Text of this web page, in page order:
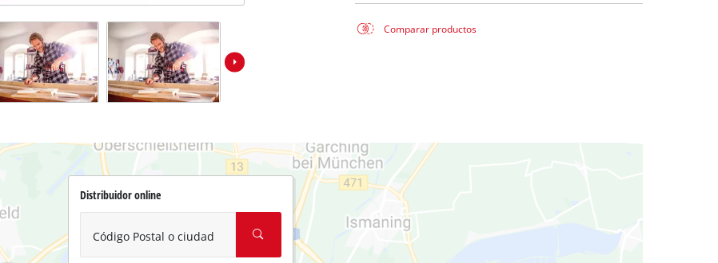
Sierras Ingletadoras
Sierras de Mesa
Sierras de cinta
Compresores
Aspirador de materiales húmedos y secos
Aspiradoras para cenizas
Más herramientas de limpieza
Comparar productos
Distribuidor online
Código Postal o ciudad